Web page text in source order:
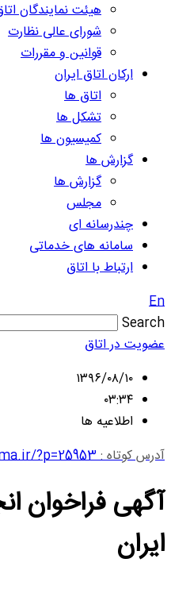
هیئت نمایندگان
شورای عالی نظارت
قوانین و مقررات
ارکان اتاق ایران
اتاق ها
تشکل ها
کمیسیون ها
گزارش ها
گزارش ها
مجلس
چندرسانه ای
سامانه های خدماتی
ارتباط با اتاق
En
Search
عضویت در اتاق
۱۳۹۶/۰۸/۱۰
۰۳:۳۴
اطلاعیه ها
آدرس کوتاه :?p=25953
آگهی فراخوان
ایران